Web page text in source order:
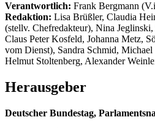
Verantwortlich: Frank Bergmann
Redaktion: Lisa Brüßler, Claudia
(stellv. Chefredakteur), Nina Jeglinski,
Claus Peter Kosfeld, Johanna Metz,
vom Dienst), Sandra Schmid,
Helmut Stoltenberg, Alexander
Herausgeber
Deutscher Bundestag,